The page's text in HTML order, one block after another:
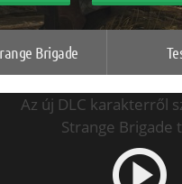
Brigade